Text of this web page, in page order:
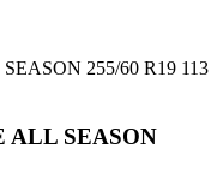
ALL SEASON